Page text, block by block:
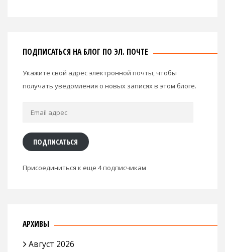
ПОДПИСАТЬСЯ НА БЛОГ ПО ЭЛ. ПОЧТЕ
Укажите свой адрес электронной почты, чтобы
получать уведомления о новых записях в этом блоге.
ПОДПИСАТЬСЯ
Присоединиться к еще 4 подписчикам
АРХИВЫ
Август 2026